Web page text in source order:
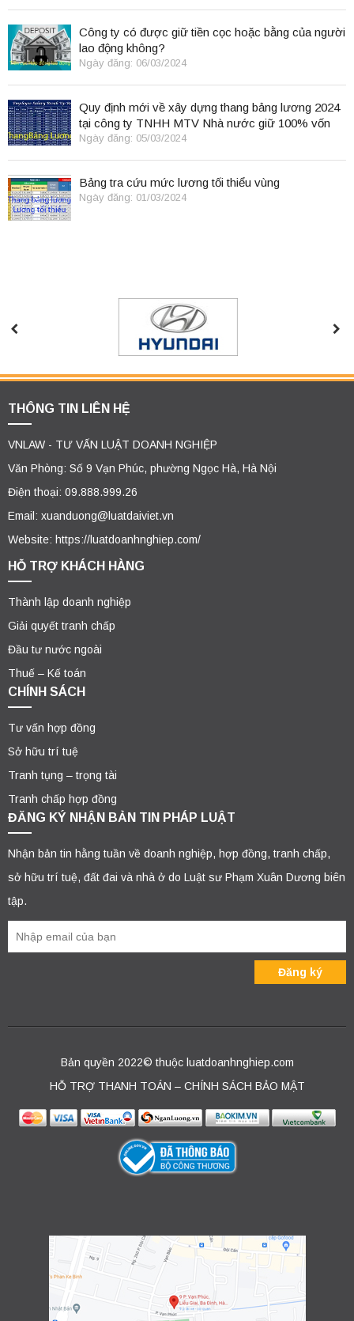
Công ty có được giữ tiền cọc hoặc bằng của người
lao động không?
Ngày đăng: 06/03/2024
Quy định mới về xây dựng thang bảng lương 2024
tại công ty TNHH MTV Nhà nước giữ 100% vốn
điều lệ
Ngày đăng: 05/03/2024
Bảng tra cứu mức lương tối thiểu vùng
Ngày đăng: 01/03/2024
THÔNG TIN LIÊN HỆ
VNLAW - TƯ VẤN LUẬT DOANH NGHIỆP
Văn Phòng: Số 9 Vạn Phúc, phường Ngọc Hà, Hà Nội
Điện thoại: 09.888.999.26
Email: xuanduong@luatdaiviet.vn
Website: https://luatdoanhnghiep.com/
HỖ TRỢ KHÁCH HÀNG
Thành lập doanh nghiệp
Giải quyết tranh chấp
Đầu tư nước ngoài
Thuế – Kế toán
CHÍNH SÁCH
Tư vấn hợp đồng
Sở hữu trí tuệ
Tranh tụng – trọng tài
Tranh chấp hợp đồng
ĐĂNG KÝ NHẬN BẢN TIN PHÁP LUẬT
Nhận bản tin hằng tuần về doanh nghiệp, hợp đồng, tranh chấp,
sở hữu trí tuệ, đất đai và nhà ở do Luật sư Phạm Xuân Dương biên
tập.
Bản quyền 2022© thuộc luatdoanhnghiep.com
HỖ TRỢ THANH TOÁN – CHÍNH SÁCH BẢO MẬT